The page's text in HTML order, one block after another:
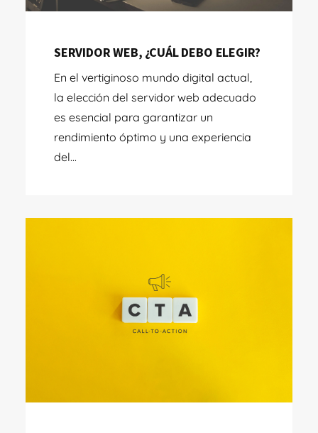
SERVIDOR WEB, ¿CUÁL DEBO ELEGIR?
En el vertiginoso mundo digital actual,
la elección del servidor web adecuado
es esencial para garantizar un
rendimiento óptimo y una experiencia
del...